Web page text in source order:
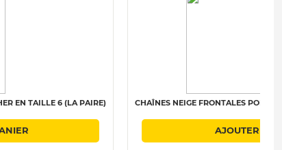
EN TAILLE 6 (LA PAIRE) CHAÎNES NEIGE FRONTALES
AJOUTER AU